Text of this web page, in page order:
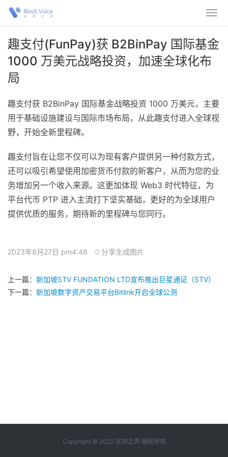
趣支付(FunPay)获 B2BinPay 国际基金
1000 万美元战略投资，加速全球化布
局
趣支付获 B2BinPay 国际基金战略投资 1000 万美元，主要
用于基础设施建设与国际市场布局，从此趣支付进入全球视
野，开始全新里程碑。
趣支付旨在让您不仅可以为现有客户提供另一种付款方式，
还可以吸引希望使用加密货币付款的新客户，从而为您的业
务增加另一个收入来源。这更加体现 Web3 时代特征，为
平台代币 PTP 进入主流打下坚实基础，更好的为全球用户
提供优质的服务，期待新的里程碑与您同行。
2023年8月27日 pm4:48 分享生成图片
上一篇： 新加坡STV FUNDATION LTD宣布推出巨星通证（STV）
下一篇： 新加坡数字资产交易平台Bitlink开启全球公测
Copyright © 2022 区块之声 版权所有